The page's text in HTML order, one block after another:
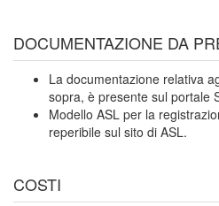
DOCUMENTAZIONE DA
La documentazione relativa
sopra, è presente sul portale
Modello ASL per la
reperibile sul sito di ASL.
COSTI